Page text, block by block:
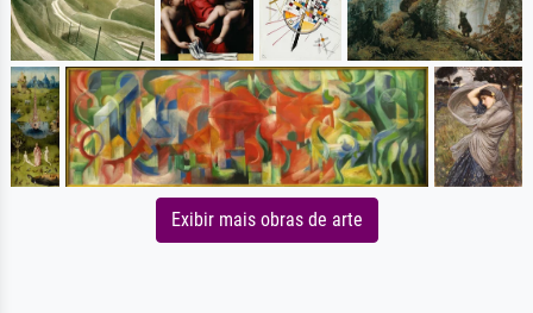
Exibir mais obras de arte